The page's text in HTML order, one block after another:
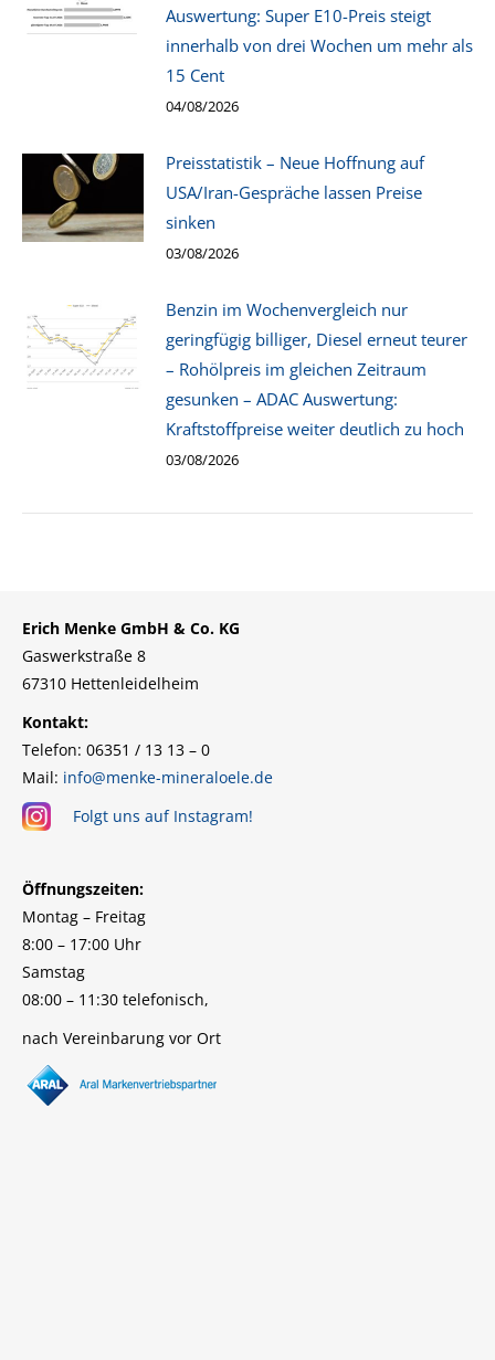
Auswertung: Super E10-Preis steigt
innerhalb von drei Wochen um mehr als
15 Cent
04/08/2026
Preisstatistik – Neue Hoffnung auf
USA/Iran-Gespräche lassen Preise
sinken
03/08/2026
Benzin im Wochenvergleich nur
geringfügig billiger, Diesel erneut teurer
– Rohölpreis im gleichen Zeitraum
gesunken – ADAC Auswertung:
Kraftstoffpreise weiter deutlich zu hoch
03/08/2026
Erich Menke GmbH & Co. KG
Gaswerkstraße 8
67310 Hettenleidelheim
Kontakt:
Telefon: 06351 / 13 13 – 0
Mail: info@menke-mineraloele.de
Folgt uns auf Instagram!
Öffnungszeiten:
Montag – Freitag
8:00 – 17:00 Uhr
Samstag
08:00 – 11:30 telefonisch,
nach Vereinbarung vor Ort